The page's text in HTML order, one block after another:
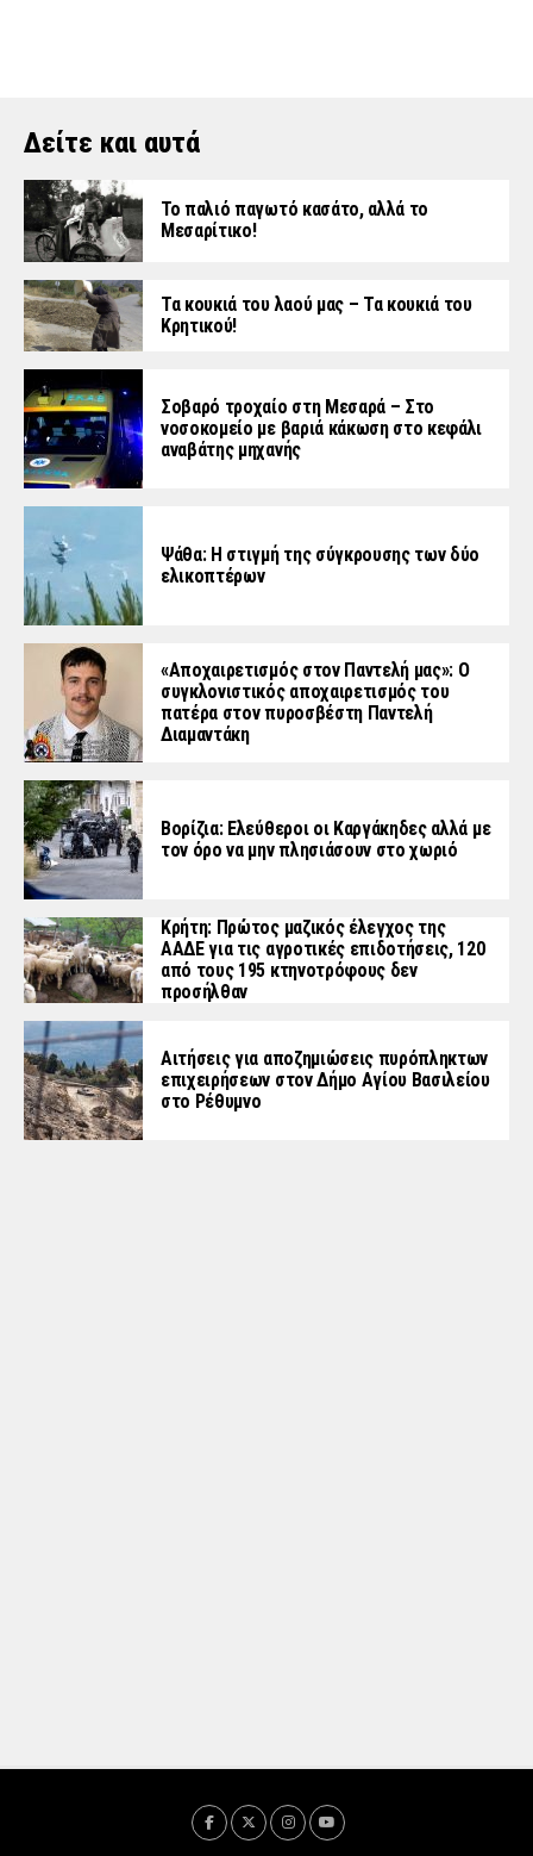
Δείτε και αυτά
Το παλιό παγωτό κασάτο, αλλά το
Μεσαρίτικο!
Τα κουκιά του λαού μας – Τα κουκιά του
Κρητικού!
Σοβαρό τροχαίο στη Μεσαρά – Στο
νοσοκομείο με βαριά κάκωση στο κεφάλι
αναβάτης μηχανής
Ψάθα: Η στιγμή της σύγκρουσης των δύο
ελικοπτέρων
«Aποχαιρετισμός στον Παντελή μας»: Ο
συγκλονιστικός αποχαιρετισμός του
πατέρα στον πυροσβέστη Παντελή
Διαμαντάκη
Βορίζια: Ελεύθεροι οι Καργάκηδες αλλά με
τον όρο να μην πλησιάσουν στο χωριό
Κρήτη: Πρώτος μαζικός έλεγχος της
ΑΑΔΕ για τις αγροτικές επιδοτήσεις, 120
από τους 195 κτηνοτρόφους δεν
προσήλθαν
Αιτήσεις για αποζημιώσεις πυρόπληκτων
επιχειρήσεων στον Δήμο Αγίου Βασιλείου
στο Ρέθυμνο